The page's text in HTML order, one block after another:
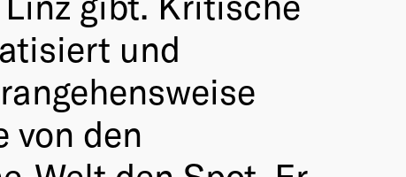
und
von den